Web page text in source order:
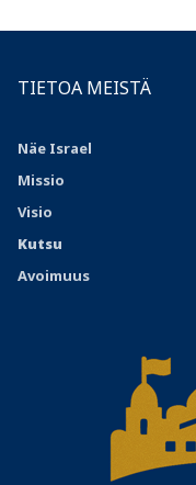
TIETOA MEISTÄ
Näe Israel
Missio
Visio
Kutsu
Avoimuus